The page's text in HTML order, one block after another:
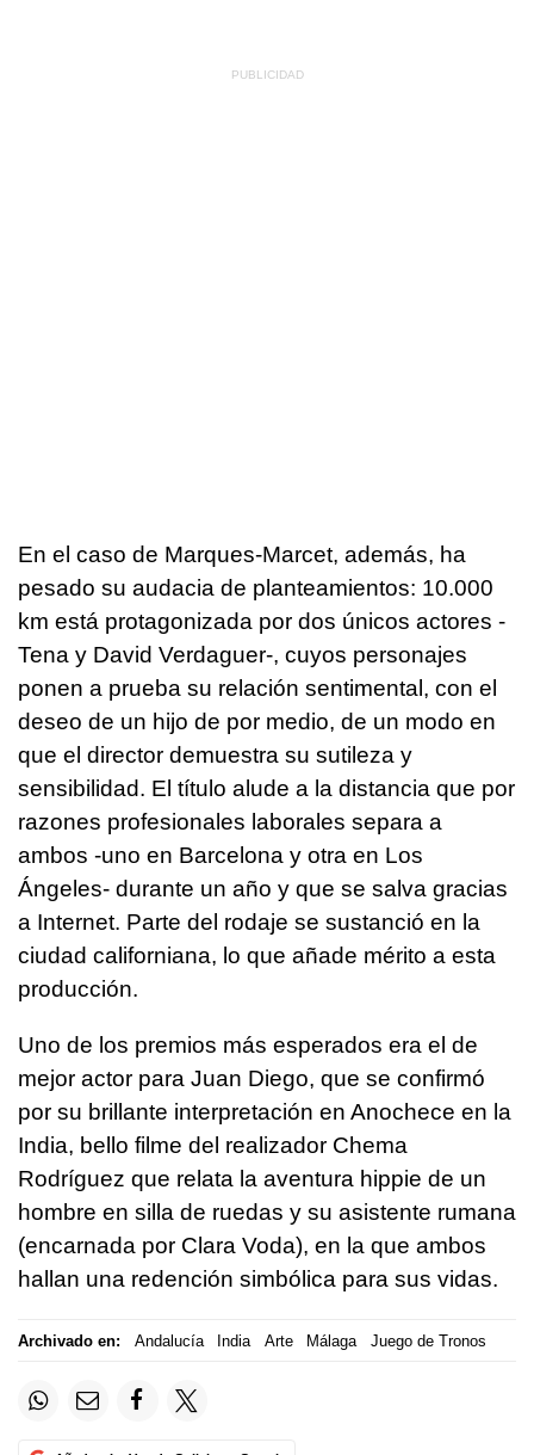
En el caso de Marques-Marcet, además, ha
pesado su audacia de planteamientos: 10.000
km está protagonizada por dos únicos actores -
Tena y David Verdaguer-, cuyos personajes
ponen a prueba su relación sentimental, con el
deseo de un hijo de por medio, de un modo en
que el director demuestra su sutileza y
sensibilidad. El título alude a la distancia que por
razones profesionales laborales separa a
ambos -uno en Barcelona y otra en Los
Ángeles- durante un año y que se salva gracias
a Internet. Parte del rodaje se sustanció en la
ciudad californiana, lo que añade mérito a esta
producción.
Uno de los premios más esperados era el de
mejor actor para Juan Diego, que se confirmó
por su brillante interpretación en Anochece en la
India, bello filme del realizador Chema
Rodríguez que relata la aventura hippie de un
hombre en silla de ruedas y su asistente rumana
(encarnada por Clara Voda), en la que ambos
hallan una redención simbólica para sus vidas.
Archivado en: Andalucía India Arte Málaga Juego de Tronos